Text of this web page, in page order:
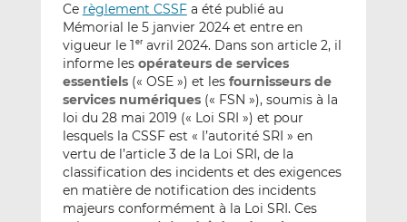
Ce règlement CSSFa été publié au
Mémorial le 5 janvier 2024 et entre en
vigueur le 1 eravril 2024. Dans son article 2, il
informe les opérateurs de services
essentiels(« OSE ») et les fournisseurs de
services numériques(« FSN »), soumis à la
loi du 28 mai 2019 (« Loi SRI ») et pour
lesquels la CSSF est « l’autorité SRI » en
vertu de l’article 3 de la Loi SRI, de la
classification des incidents et des exigences
en matière de notification des incidents
majeurs conformément à la Loi SRI. Ces